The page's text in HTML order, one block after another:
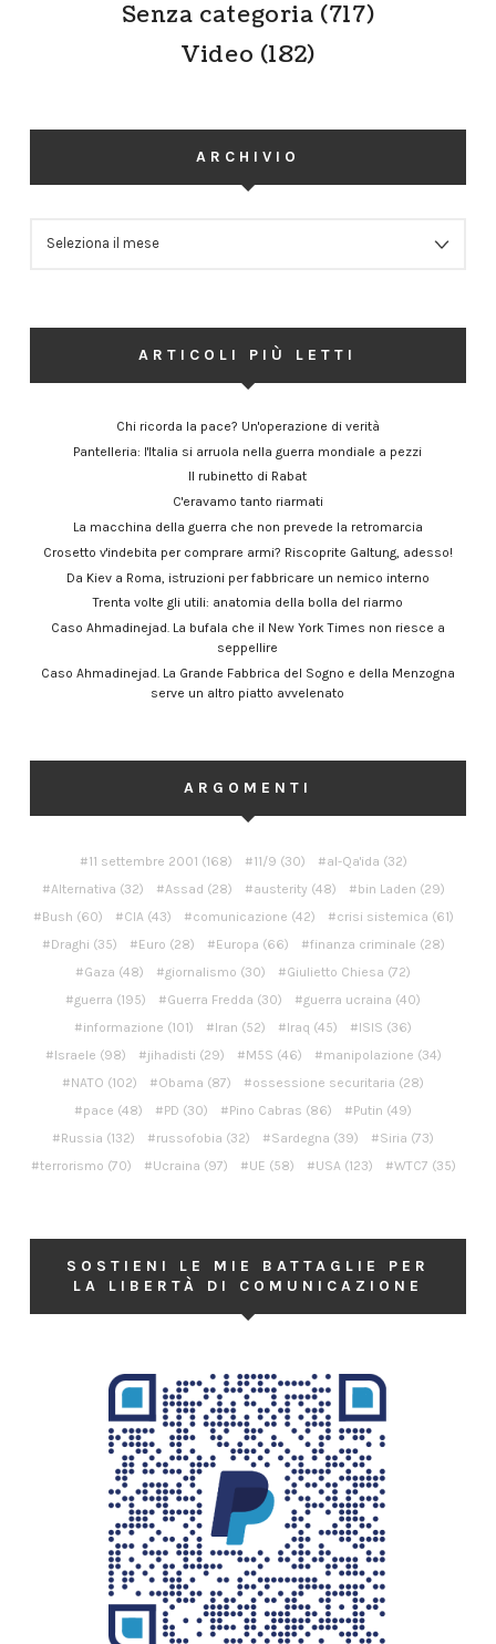
Senza categoria (717)
Video (182)
ARCHIVIO
ARTICOLI PIÙ LETTI
Chi ricorda la pace? Un'operazione di verità
Pantelleria: l'Italia si arruola nella guerra mondiale a pezzi
Il rubinetto di Rabat
C'eravamo tanto riarmati
La macchina della guerra che non prevede la retromarcia
Crosetto v'indebita per comprare armi? Riscoprite Galtung, adesso!
Da Kiev a Roma, istruzioni per fabbricare un nemico interno
Trenta volte gli utili: anatomia della bolla del riarmo
Caso Ahmadinejad. La bufala che il New York Times non riesce a
seppellire
Caso Ahmadinejad. La Grande Fabbrica del Sogno e della Menzogna
serve un altro piatto avvelenato
ARGOMENTI
11 settembre 2001 (168) 11/9 (30) al-Qa'ida (32)
Alternativa (32) Assad (28) austerity (48) bin Laden (29)
Bush (60) CIA(43) comunicazione (42) crisi sistemica (61)
Draghi (35) Euro (28) Europa (66) finanza criminale (28)
Gaza (48) giornalismo (30) Giulietto Chiesa (72)
guerra (195) Guerra Fredda (30) guerra ucraina (40)
informazione (101) Iran (52) Iraq (45) ISIS (36)
Israele (98) jihadisti (29) M5S (46) manipolazione (34)
NATO (102) Obama (87) ossessione securitaria (28)
pace (48) PD (30) Pino Cabras (86) Putin (49)
Russia (132) russofobia (32) Sardegna (39) Siria (73)
terrorismo (70) Ucraina (97) UE (58) USA(123) WTC7 (35)
SOSTIENI LE MIE BATTAGLIE PER
LA LIBERTÀ DI COMUNICAZIONE